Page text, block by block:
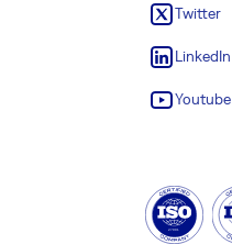
Twitter
LinkedIn
Youtube